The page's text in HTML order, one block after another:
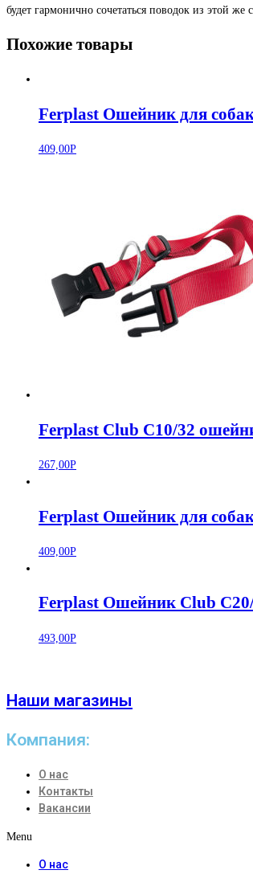
будет гармонично сочетаться поводок из этой же
Похожие товары
Ferplast Ошейник для
409,00Р
Ferplast Club C10/32
267,00Р
Ferplast Ошейник для
409,00Р
Ferplast Ошейник Club
493,00Р
Наши магазины
Компания:
О нас
Контакты
Вакансии
Menu
О нас